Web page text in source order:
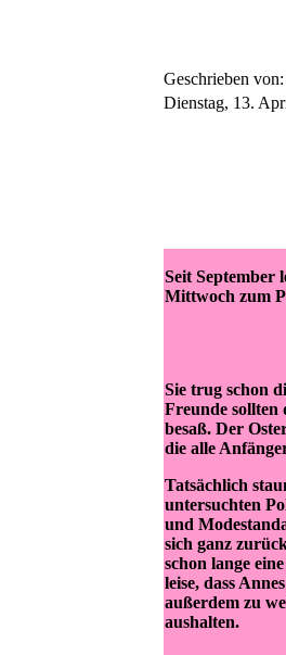
Geschrieben
Dienstag, 13.
Seit September
Mittwoch zum
Sie trug schon
Freunde sollten
besaß. Der
die alle
Tatsächlich
untersuchten
und
sich ganz
schon lange
leise, dass
außerdem zu
aushalten.